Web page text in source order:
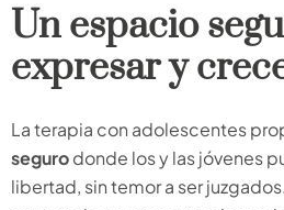
Un espacio
expresar y
La terapia con adolescentes
segurodonde los y las jóvenes
libertad, sin temor a ser